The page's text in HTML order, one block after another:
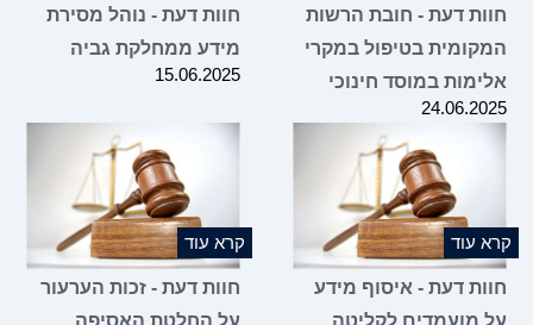
חוות דעת - חובת הרשות
המקומית בטיפול במקרי
אלימות במוסד חינוכי
24.06.2025
חוות דעת - נוהל מסירת
מידע ממחלקת גביה
15.06.2025
קרא עוד
חוות דעת - איסוף מידע
על מועמדים לקליטה
קרא עוד
חוות דעת - זכות הערעור
על החלטת האסיפה